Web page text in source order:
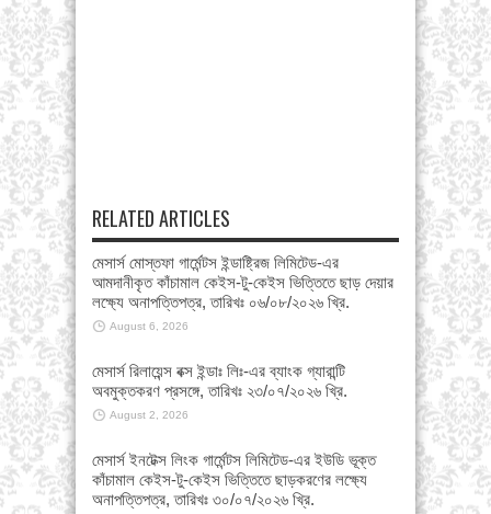
RELATED ARTICLES
মেসার্স মোস্তফা গার্মেন্টস ইন্ডাষ্ট্রিজ লিমিটেড-এর
আমদানীকৃত কাঁচামাল কেইস-টু-কেইস ভিত্তিতে ছাড় দেয়ার
লক্ষ্যে অনাপত্তিপত্র, তারিখঃ ০৬/০৮/২০২৬ খ্রি.
August 6, 2026
মেসার্স রিলায়েন্স বক্স ইন্ডাঃ লিঃ-এর ব্যাংক গ্যারান্টি
অবমুক্তকরণ প্রসঙ্গে, তারিখঃ ২৩/০৭/২০২৬ খ্রি.
August 2, 2026
মেসার্স ইনটেক্স লিংক গার্মেন্টস লিমিটেড-এর ইউডি ভূক্ত
কাঁচামাল কেইস-টু-কেইস ভিত্তিতে ছাড়করণের লক্ষ্যে
অনাপত্তিপত্র, তারিখঃ ৩০/০৭/২০২৬ খ্রি.